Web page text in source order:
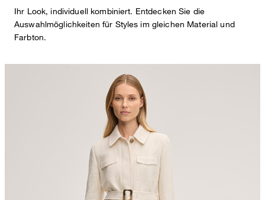
Ihr Look, individuell kombiniert. Entdecken Sie die
Auswahlmöglichkeiten für Styles im gleichen Material und
Farbton.